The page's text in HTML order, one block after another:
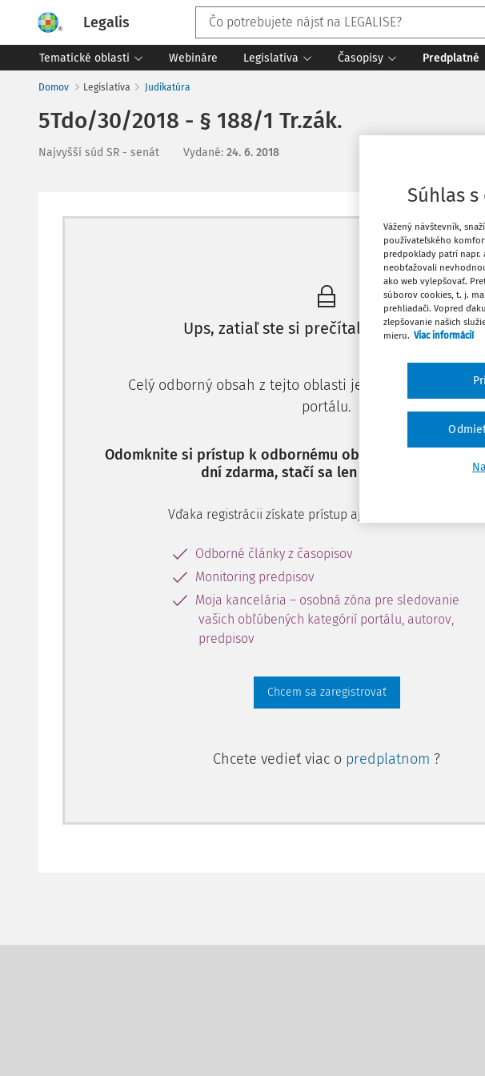
Legalis
Tematické oblasti Webináre Legislatíva Časopisy Predplatné
Domov Legislatíva Judikatúra
5Tdo/30/2018 - § 188/1 Tr.zák.
Najvyšší súd SR - senát Vydané: 24. 6. 2018
Máte
Ups, zatiaľ ste si prečítali len začiatok...
Celý odborný obsah z tejto oblasti je dostupný
portálu.
Odomknite si prístup k odbornému obsahu a získajte
dní zdarma, stačí sa len zaregistrovať.
Vďaka registrácii získate prístup aj k vybranému obsahu:
Odborné články z časopisov
Monitoring predpisov
Moja kancelária – osobná zóna pre sledovanie
vašich obľúbených kategórií portálu, autorov,
predpisov
Chcem sa zaregistrovať
Chcete vedieť viac o predplatnom ?
Súhlas
Vážený návštevník,
používateľského
predpoklady patrí napr.
neobťažovali
ako web vylepšovať.
súborov cookies, t. j.
prehliadači. Vopred
zlepšovanie našich
mieru. Viac informácií